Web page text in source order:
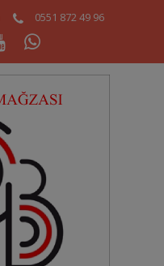
0551 872 49 96